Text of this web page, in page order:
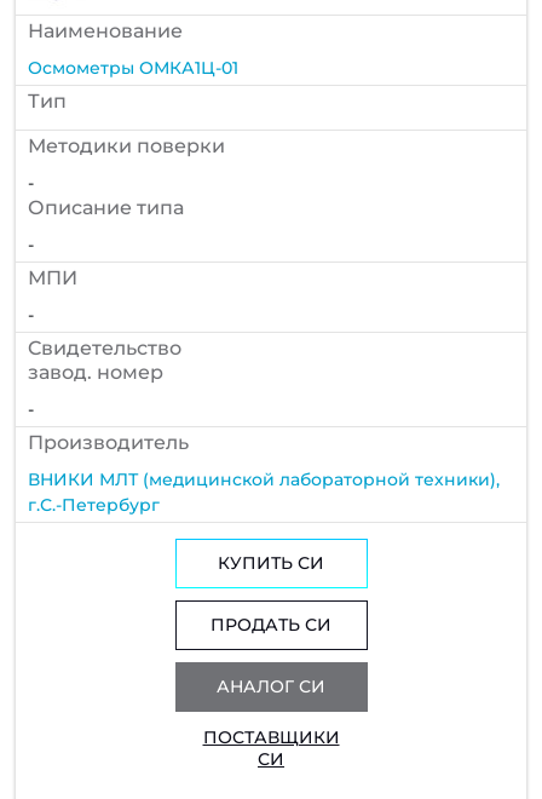
Наименование
Осмометры ОМКА1Ц-01
Тип
Методики поверки
-
Описание типа
-
МПИ
-
Cвидетельство
завод. номер
-
Производитель
ВНИКИ МЛТ (медицинской лабораторной техники),
г.С.-Петербург
КУПИТЬ СИ
ПРОДАТЬ СИ
АНАЛОГ СИ
ПОСТАВЩИКИ
СИ